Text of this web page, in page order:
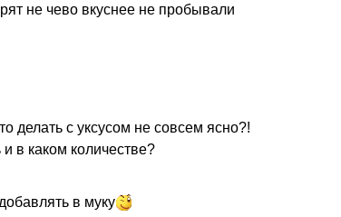
не чево вкуснее не пробывали
делать с уксусом не совсем ясно?!
в каком количестве?
в муку